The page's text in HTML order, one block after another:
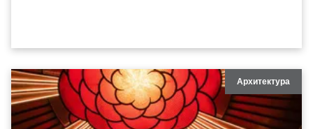
Архитектура